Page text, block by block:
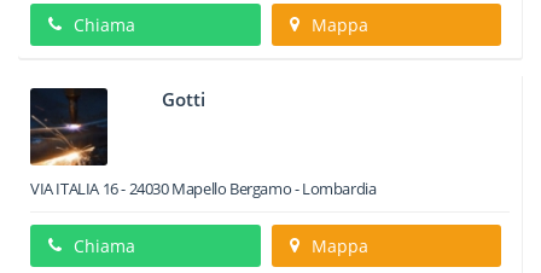
Chiama Mappa
Gotti
VIA ITALIA 16-24030Mapello Bergamo -Lombardia
Chiama Mappa